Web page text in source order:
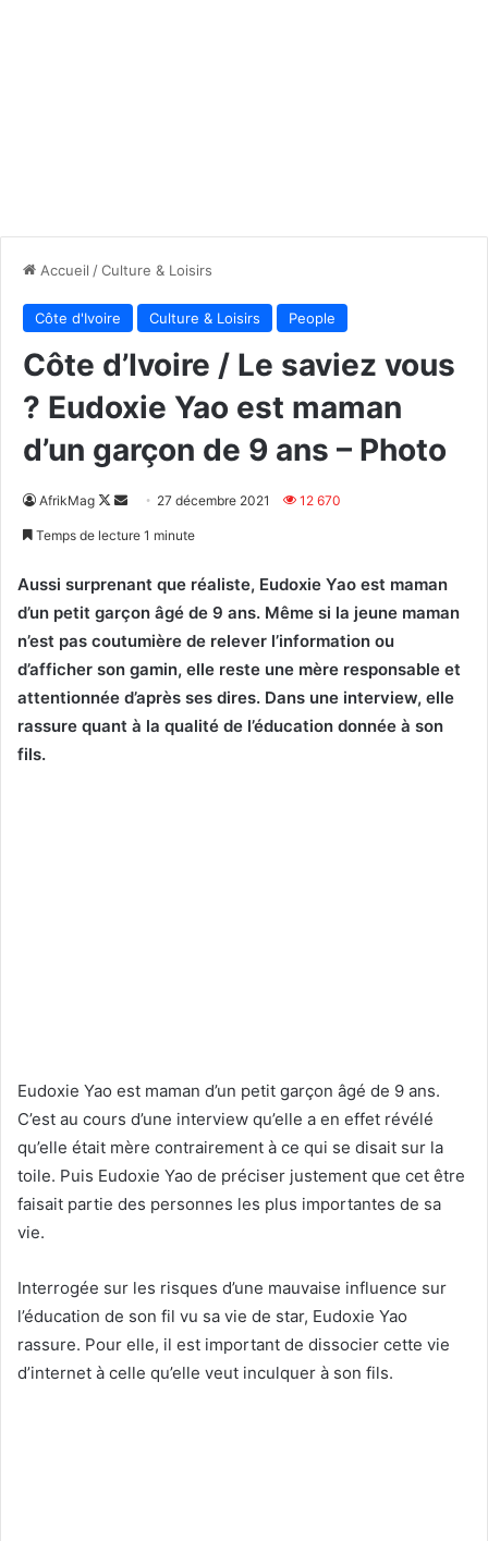
Accueil /Culture & Loisirs
Côte d'Ivoire Culture & Loisirs People
Côte d’Ivoire / Le saviez vous
? Eudoxie Yao est maman
d’un garçon de 9 ans – Photo
AfrikMag
Follow
Envoyer27 décembre 2021 12 670
Temps de lecture 1 minute
Aussi surprenant que réaliste, Eudoxie Yao est maman
d’un petit garçon âgé de 9 ans. Même si la jeune maman
n’est pas coutumière de relever l’information ou
d’afficher son gamin, elle reste une mère responsable et
attentionnée d’après ses dires. Dans une interview, elle
rassure quant à la qualité de l’éducation donnée à son
fils.
Eudoxie Yao est maman d’un petit garçon âgé de 9 ans.
C’est au cours d’une interview qu’elle a en effet révélé
qu’elle était mère contrairement à ce qui se disait sur la
toile. Puis Eudoxie Yao de préciser justement que cet être
faisait partie des personnes les plus importantes de sa
vie.
Interrogée sur les risques d’une mauvaise influence sur
l’éducation de son fil vu sa vie de star, Eudoxie Yao
rassure. Pour elle, il est important de dissocier cette vie
d’internet à celle qu’elle veut inculquer à son fils.